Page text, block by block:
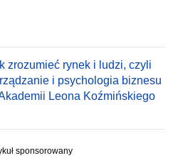
zrozumieć rynek i ludzi, czyli
i psychologia biznesu
Leona Koźmińskiego
sponsorowany